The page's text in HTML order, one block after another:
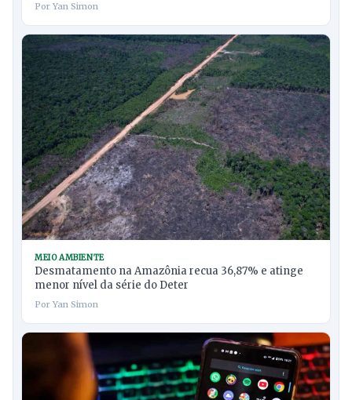
Por Yan Simon
MEIO AMBIENTE
Desmatamento na Amazônia recua 36,87% e atinge
menor nível da série do Deter
Por Yan Simon